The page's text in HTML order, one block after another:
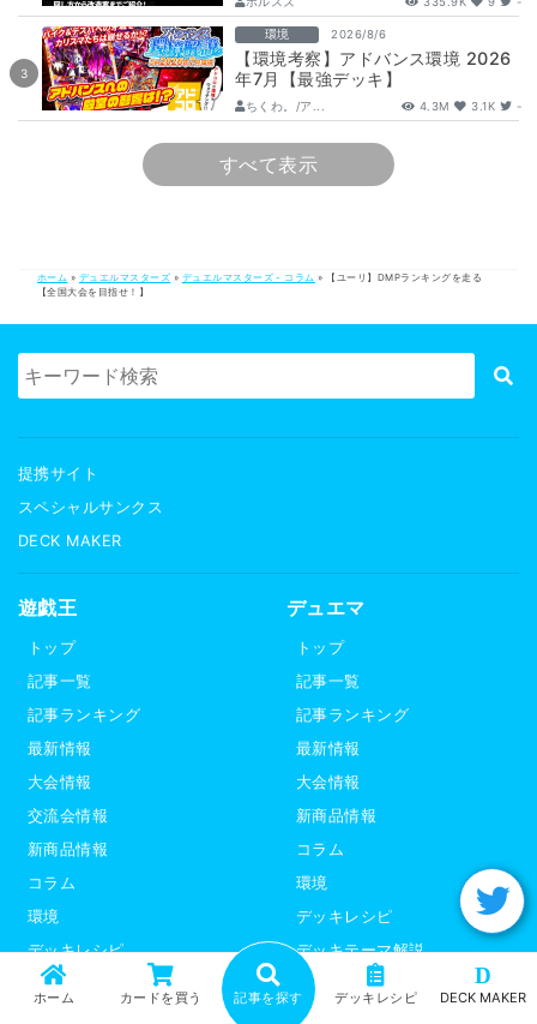
環境 2026/8/6
【環境考察】アドバンス環境 2026
年7月【最強デッキ】
ちくわ。/ア... 4.3M 3.1K -
すべて表示
ホーム カードを買う 記事を探す デッキレシピ
D
DECK MAKER
ホーム » デュエルマスターズ » デュエルマスターズ - コラム »
【ユーリ】DMPランキングを走る
【全国大会を目指せ！】
提携サイト
スペシャルサンクス
DECK MAKER
遊戯王
トップ
記事一覧
記事ランキング
最新情報
大会情報
交流会情報
新商品情報
コラム
環境
デッキレシピ
デッキテーマ解説
デュエマ
トップ
記事一覧
記事ランキング
最新情報
大会情報
新商品情報
コラム
環境
デッキレシピ
デッキテーマ解説
ライター紹介
デュエプレ